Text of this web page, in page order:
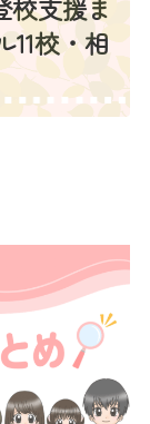
校支援ま
11校・相